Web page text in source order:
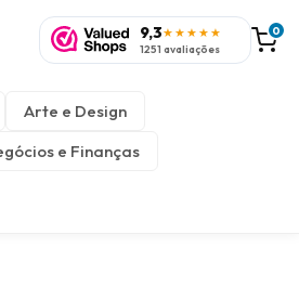
9,3★★★★★
1251 avaliações
0
Arte e Design
e Finanças